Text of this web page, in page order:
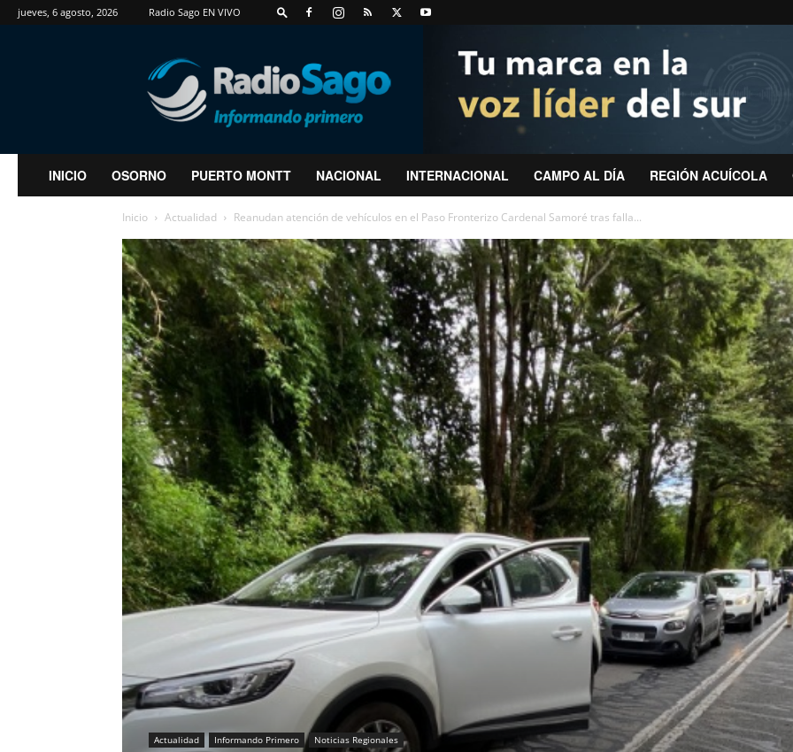
jueves, 6 agosto, 2026 Radio Sago EN VIVO
RadioSago
INICIO OSORNO PUERTO MONTT NACIONAL INTERNACIONAL CAMPO AL DÍA REGIÓN ACUÍCOLA
Inicio Actualidad Reanudan atención de vehículos en el Paso Fronterizo Cardenal Samoré tras falla...
Actualidad Informando Primero Noticias Regionales